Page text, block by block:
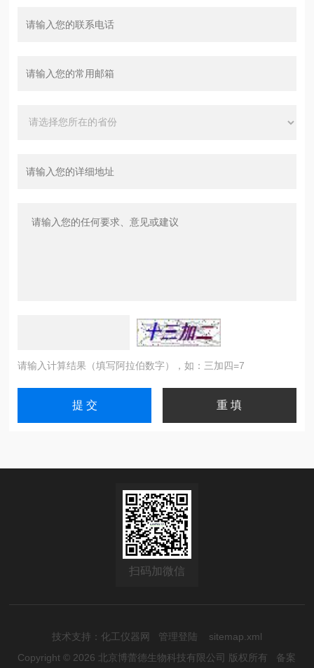
请输入计算结果（填写阿拉伯数字），如：三加四=7
扫码加微信
技术支持： 化工仪器网 管理登陆
sitemap.xml
Copyright © 2026 北京博蕾德生物科技有限公司 版权所有 备案